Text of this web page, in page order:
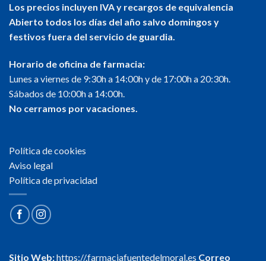
Los precios incluyen IVA y recargos de equivalencia
Abierto todos los días del año salvo domingos y
festivos fuera del servicio de guardia.
Horario de oficina de farmacia:
Lunes a viernes de 9:30h a 14:00h y de 17:00h a 20:30h.
Sábados de 10:00h a 14:00h.
No cerramos por vacaciones.
Política de cookies
Aviso legal
Política de privacidad
Sitio Web:https://.farmaciafuentedelmoral.es Correo